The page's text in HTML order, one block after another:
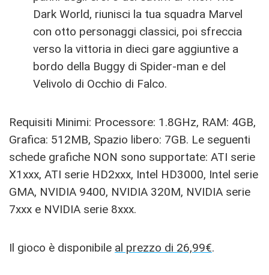
Dark World, riunisci la tua squadra Marvel
con otto personaggi classici, poi sfreccia
verso la vittoria in dieci gare aggiuntive a
bordo della Buggy di Spider-man e del
Velivolo di Occhio di Falco.
Requisiti Minimi: Processore: 1.8GHz, RAM: 4GB,
Grafica: 512MB, Spazio libero: 7GB. Le seguenti
schede grafiche NON sono supportate: ATI serie
X1xxx, ATI serie HD2xxx, Intel HD3000, Intel serie
GMA, NVIDIA 9400, NVIDIA 320M, NVIDIA serie
7xxx e NVIDIA serie 8xxx.
Il gioco è disponibile al prezzo di 26,99€.